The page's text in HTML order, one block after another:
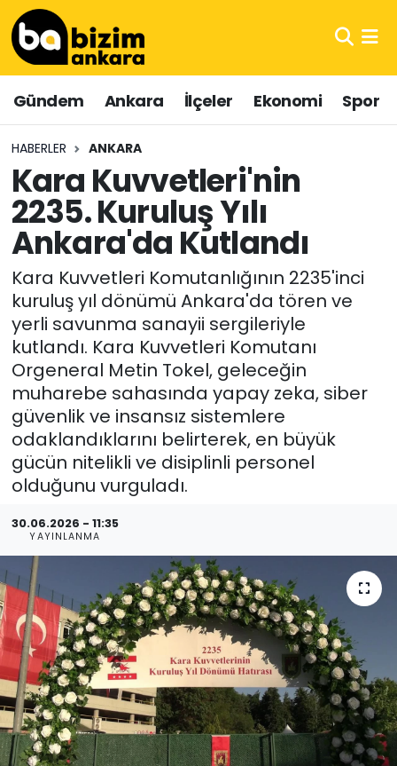
Gündem Ankara İlçeler Ekonomi Spor
HABERLER ANKARA
Kara Kuvvetleri'nin
2235. Kuruluş Yılı
Ankara'da Kutlandı
Kara Kuvvetleri Komutanlığının 2235'inci
kuruluş yıl dönümü Ankara'da tören ve
yerli savunma sanayii sergileriyle
kutlandı. Kara Kuvvetleri Komutanı
Orgeneral Metin Tokel, geleceğin
muharebe sahasında yapay zeka, siber
güvenlik ve insansız sistemlere
odaklandıklarını belirterek, en büyük
gücün nitelikli ve disiplinli personel
olduğunu vurguladı.
30.06.2026 - 11:35
YAYINLANMA
Hava Durumu
Trafik Durumu
Süper Lig Puan Durumu ve Fikstür
Tüm Manşetler
Son Dakika Haberleri
Haber Arşivi